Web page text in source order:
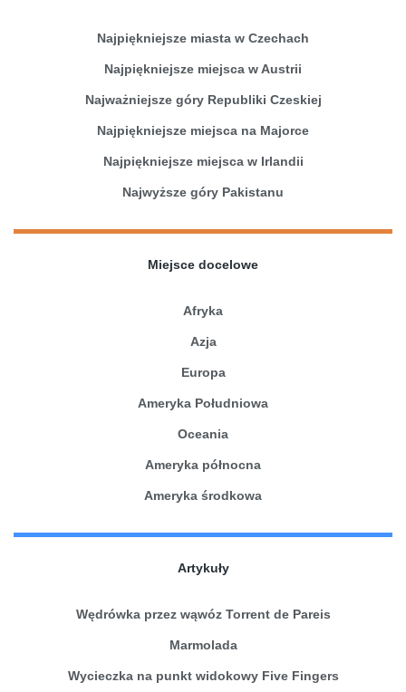
Najpiękniejsze miasta w Czechach
Najpiękniejsze miejsca w Austrii
Najważniejsze góry Republiki Czeskiej
Najpiękniejsze miejsca na Majorce
Najpiękniejsze miejsca w Irlandii
Najwyższe góry Pakistanu
Miejsce docelowe
Afryka
Azja
Europa
Ameryka Południowa
Oceania
Ameryka północna
Ameryka środkowa
Artykuły
Wędrówka przez wąwóz Torrent de Pareis
Marmolada
Wycieczka na punkt widokowy Five Fingers